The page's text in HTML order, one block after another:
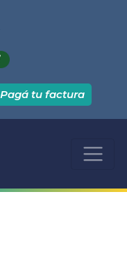
Pagá tu factura